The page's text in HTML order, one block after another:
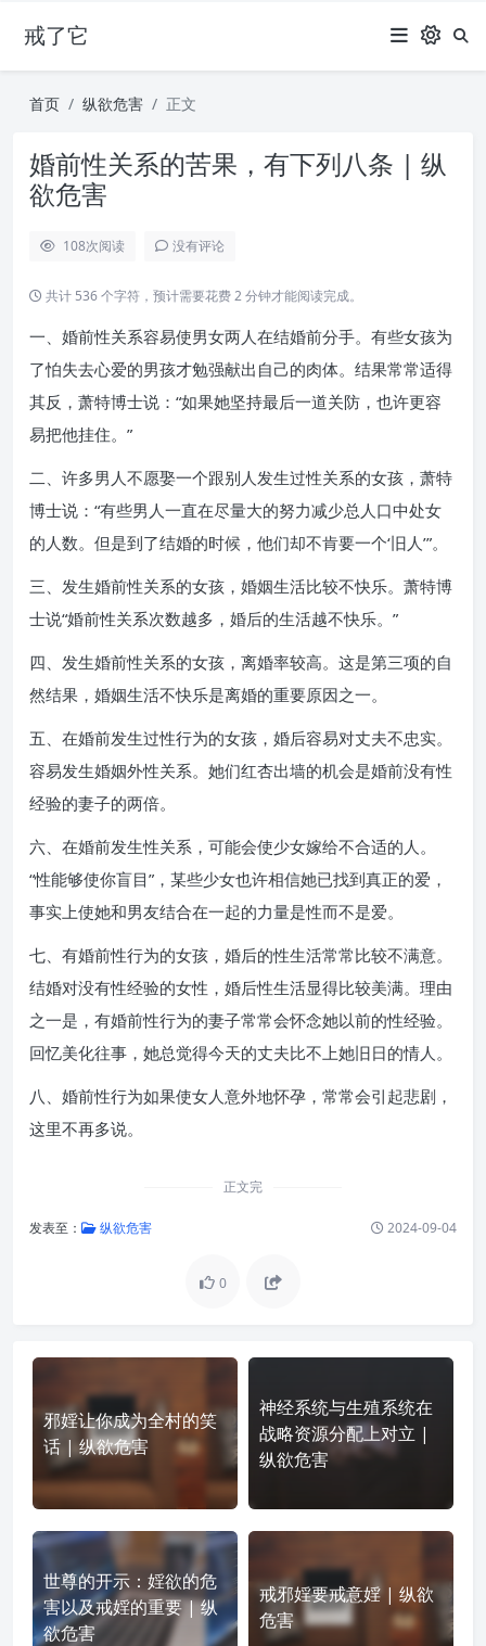
戒了它
首页 纵欲危害 正文
婚前性关系的苦果，有下列八条 | 纵
欲危害
108次阅读 没有评论
共计 536 个字符，预计需要花费 2 分钟才能阅读完成。
一、婚前性关系容易使男女两人在结婚前分手。有些女孩为
了怕失去心爱的男孩才勉强献出自己的肉体。结果常常适得
其反，萧特博士说：“如果她坚持最后一道关防，也许更容
易把他挂住。”
二、许多男人不愿娶一个跟别人发生过性关系的女孩，萧特
博士说：“有些男人一直在尽量大的努力减少总人口中处女
的人数。但是到了结婚的时候，他们却不肯要一个‘旧人’”。
三、发生婚前性关系的女孩，婚姻生活比较不快乐。萧特博
士说“婚前性关系次数越多，婚后的生活越不快乐。”
四、发生婚前性关系的女孩，离婚率较高。这是第三项的自
然结果，婚姻生活不快乐是离婚的重要原因之一。
五、在婚前发生过性行为的女孩，婚后容易对丈夫不忠实。
容易发生婚姻外性关系。她们红杏出墙的机会是婚前没有性
经验的妻子的两倍。
六、在婚前发生性关系，可能会使少女嫁给不合适的人。
“性能够使你盲目”，某些少女也许相信她已找到真正的爱，
事实上使她和男友结合在一起的力量是性而不是爱。
七、有婚前性行为的女孩，婚后的性生活常常比较不满意。
结婚对没有性经验的女性，婚后性生活显得比较美满。理由
之一是，有婚前性行为的妻子常常会怀念她以前的性经验。
回忆美化往事，她总觉得今天的丈夫比不上她旧日的情人。
八、婚前性行为如果使女人意外地怀孕，常常会引起悲剧，
这里不再多说。
正文完
发表至： 纵欲危害 2024-09-04
0
邪婬让你成为全村的笑
话 | 纵欲危害
神经系统与生殖系统在
战略资源分配上对立 |
纵欲危害
世尊的开示：婬欲的危
害以及戒婬的重要 | 纵
欲危害
戒邪婬要戒意婬 | 纵欲
危害